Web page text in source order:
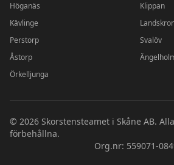
Höganäs
Klippan
Kävlinge
Perstorp
Svalöv
Åstorp
Örkelljunga
© 2026 Skorstensteamet i Skåne AB.
förbehållna.
Org.nr: 559071-